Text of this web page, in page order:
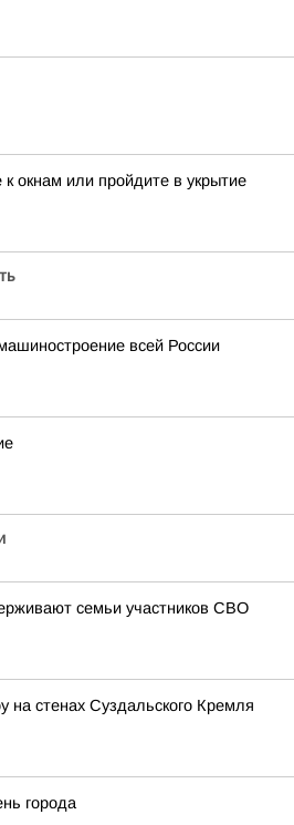
окнам или пройдите в укрытие
всей России
семьи участников СВО
на стенах Суздальского Кремля
города